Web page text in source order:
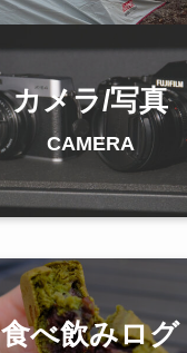
カメラ/写真
CAMERA
食べ飲みログ